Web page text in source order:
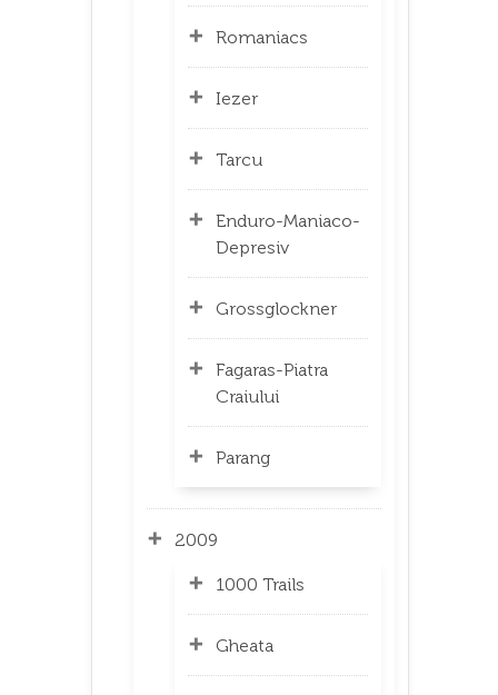
Romaniacs
Iezer
Tarcu
Enduro-Maniaco-
Depresiv
Grossglockner
Fagaras-Piatra
Craiului
Parang
2009
1000 Trails
Gheata